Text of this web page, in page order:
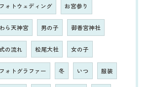
フォトウェディング お宮参り
わら天神宮 男の子 御香宮神社
の流れ 松尾大社 女の子
フォトグラファー 冬 いつ 服装